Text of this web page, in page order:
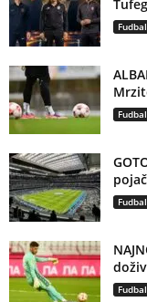
Fudbal
Fudbal
Fudbal
Fudbal